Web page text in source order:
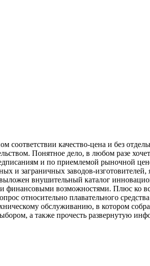
качество-цена и без
Понятное дело, в любом разе
и по приемлемой рыночной
и заграничных заводов-изготовителей,
внушительный каталог
и финансовыми возможностями. Плюс ко
относительно плавательного
обслуживанию, в котором
а также прочесть развернутую